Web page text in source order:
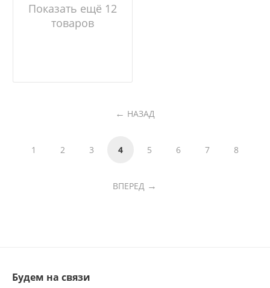
Показать ещё 12
товаров
НАЗАД
1 2 3 4 5 6 7 8
ВПЕРЕД
Будем на связи